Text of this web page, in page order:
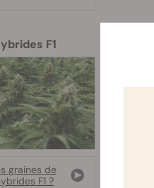
En
F1
graines de
F1 ?